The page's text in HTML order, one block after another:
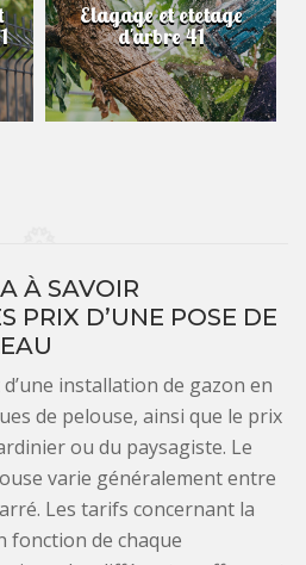
Elagage et etetage
d'arbre 41
À SAVOIR
PRIX D’UNE POSE DE
installation de gazon en
de pelouse, ainsi que le prix
ou du paysagiste. Le
varie généralement entre
Les tarifs concernant la
fonction de chaque